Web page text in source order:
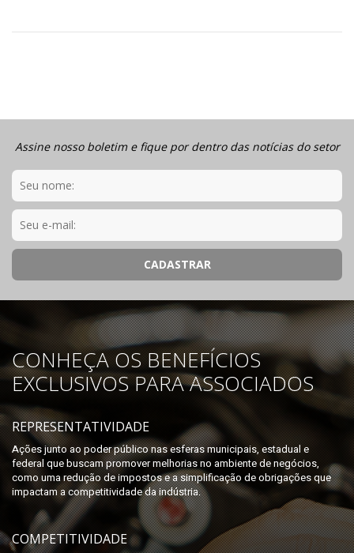
Assine nosso boletim e fique por dentro das notícias do setor
CONHEÇA OS BENEFÍCIOS
EXCLUSIVOS PARA ASSOCIADOS
REPRESENTATIVIDADE
Ações junto ao poder público nas esferas municipais, estadual e
federal que buscam promover melhorias no ambiente de negócios,
como uma redução de impostos e a simplificação de obrigações que
impactam a competitividade da indústria.
COMPETITIVIDADE